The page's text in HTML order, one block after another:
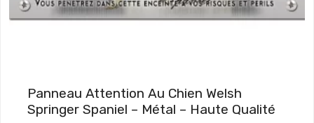
Panneau Attention Au Chien Welsh
Springer Spaniel – Métal – Haute Qualité